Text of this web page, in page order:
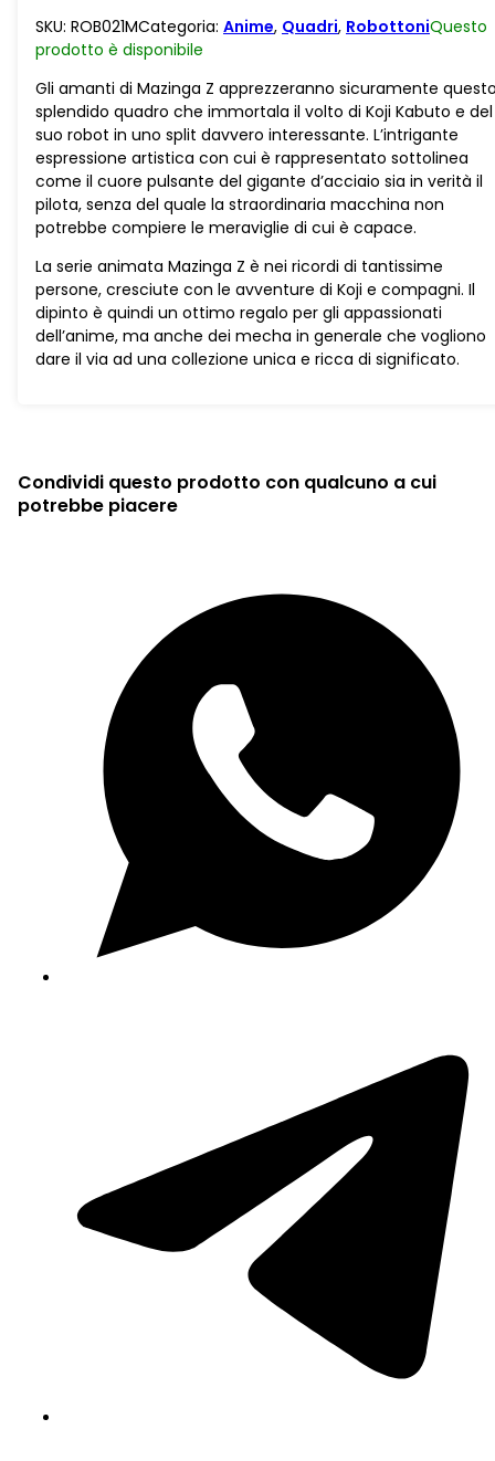
Koji
Kabuto
quantità
SKU: ROB021MCategoria: Anime, Quadri, RobottoniQuesto
prodotto è disponibile
Gli amanti di Mazinga Z apprezzeranno sicuramente
splendido quadro che immortala il volto di Koji Kabuto e del
suo robot in uno split davvero interessante. L’intrigante
espressione artistica con cui è rappresentato sottolinea
come il cuore pulsante del gigante d’acciaio sia in verità il
pilota, senza del quale la straordinaria macchina non
potrebbe compiere le meraviglie di cui è capace.
La serie animata Mazinga Z è nei ricordi di tantissime
persone, cresciute con le avventure di Koji e compagni. Il
dipinto è quindi un ottimo regalo per gli appassionati
dell’anime, ma anche dei mecha in generale che vogliono
dare il via ad una collezione unica e ricca di significato.
Condividi questo prodotto con qualcuno a cui
potrebbe piacere